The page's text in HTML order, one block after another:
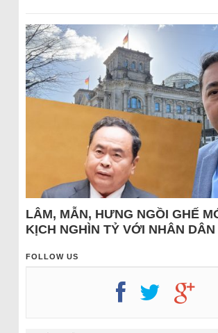
LÂM, MẪN, HƯNG NGỒI GHẾ
KỊCH NGHÌN TỶ VỚI NHÂN DÂN
FOLLOW US